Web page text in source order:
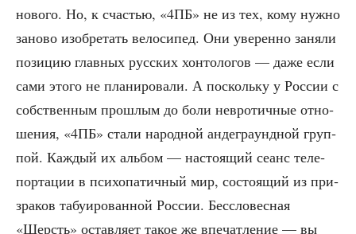
ново­го. Но, к сча­стью, «4ПБ» не из тех, кому нуж­но
зано­во изоб­ре­тать вело­си­пед. Они уве­рен­но заня­ли
пози­цию глав­ных рус­ских хон­то­ло­гов — даже если
сами это­го не пла­ни­ро­ва­ли. А посколь­ку у Рос­сии с
соб­ствен­ным про­шлым до боли нев­ро­тич­ные отно­
ше­ния, «4ПБ» ста­ли народ­ной анде­гра­унд­ной груп­
пой. Каж­дый их аль­бом — насто­я­щий сеанс теле­
пор­та­ции в пси­хо­па­тич­ный мир, состо­я­щий из при­
зра­ков табу­и­ро­ван­ной Рос­сии. Бес­сло­вес­ная
«Шерсть» остав­ля­ет такое же впе­чат­ле­ние — вы